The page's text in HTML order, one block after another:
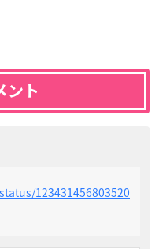
ント
123431456803520